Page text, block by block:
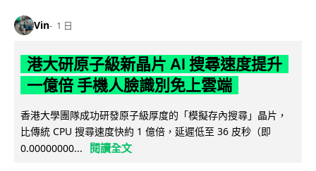
Vin 1 日
港大研原子級新晶片 AI 搜尋速度提升
一億倍 手機人臉識別免上雲端
香港大學團隊成功研發原子級厚度的「模擬存內搜尋」晶片，
比傳統 CPU 搜尋速度快約 1 億倍，延遲低至 36 皮秒（即
0.00000000...
閱讀全文